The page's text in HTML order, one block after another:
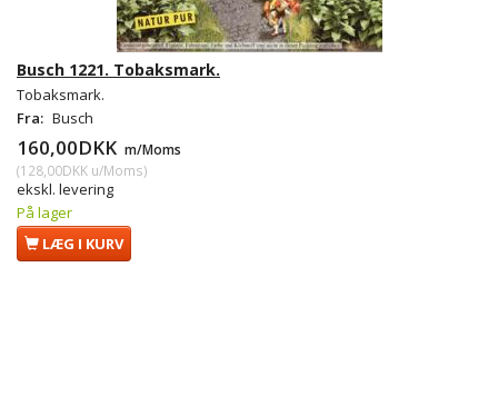
Busch 1221. Tobaksmark.
Tobaksmark.
Fra: Busch
160,00DKK m/Moms
(128,00DKK u/Moms)
ekskl. levering
På lager
LÆG I KURV